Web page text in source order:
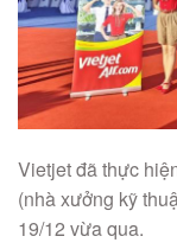
Vietjet đã thực
(nhà xưởng kỹ
19/12 vừa qua.